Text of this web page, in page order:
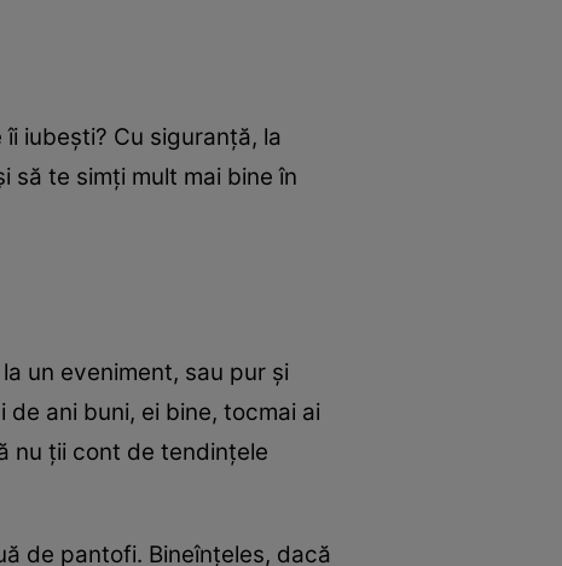
iubești? Cu siguranță, la
să te simți mult mai bine în
un eveniment, sau pur și
ani buni, ei bine, tocmai ai
nu ții cont de tendințele
de pantofi. Bineînțeles, dacă